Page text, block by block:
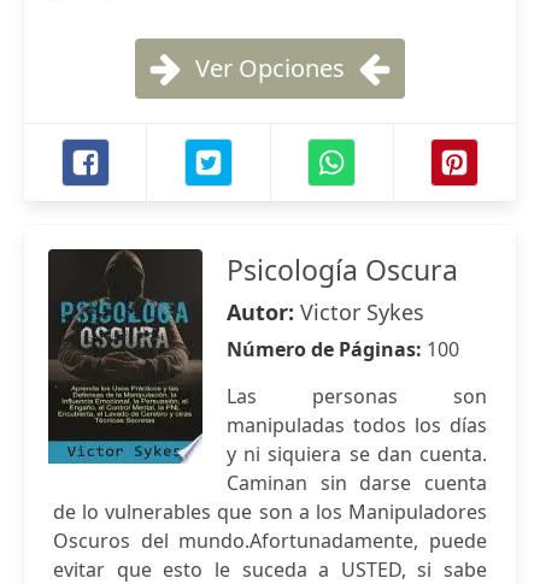
Ver Opciones
Psicología Oscura
Autor: Victor Sykes
Número de Páginas: 100
Las personas son
manipuladas todos los días
y ni siquiera se dan cuenta.
Caminan sin darse cuenta
de lo vulnerables que son a los Manipuladores
Oscuros del mundo.Afortunadamente, puede
evitar que esto le suceda a USTED, si sabe